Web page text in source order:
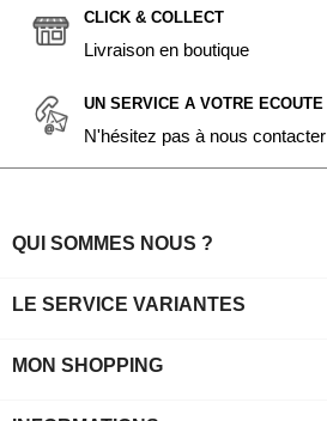
CLICK & COLLECT
Livraison en boutique
UN SERVICE A VOTRE ECOUTE
N'hésitez pas à nous contacter
QUI SOMMES NOUS ?
LE SERVICE VARIANTES
MON SHOPPING